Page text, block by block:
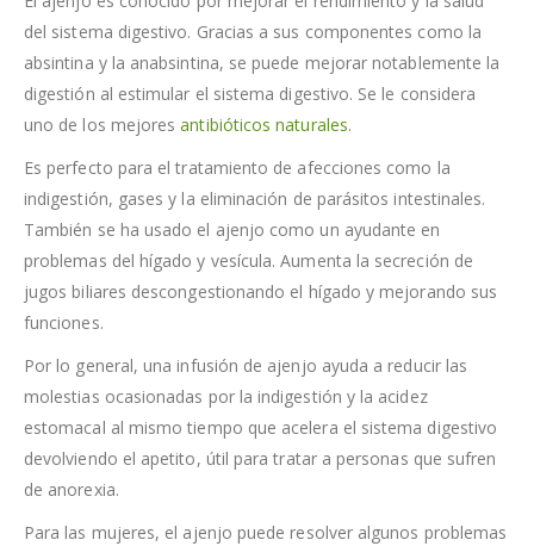
del sistema digestivo. Gracias a sus componentes como la
absintina y la anabsintina, se puede mejorar notablemente la
digestión al estimular el sistema digestivo. Se le considera
uno de los mejoresantibióticos naturales.
Es perfecto para el tratamiento de afecciones como la
indigestión, gases y la eliminación de parásitos intestinales.
También se ha usado el ajenjo como un ayudante en
problemas del hígado y vesícula. Aumenta la secreción de
jugos biliares descongestionando el hígado y mejorando sus
funciones.
Por lo general, una infusión de ajenjo ayuda a reducir las
molestias ocasionadas por la indigestión y la acidez
estomacal al mismo tiempo que acelera el sistema digestivo
devolviendo el apetito, útil para tratar a personas que sufren
de anorexia.
Para las mujeres, el ajenjo puede resolver algunos problemas